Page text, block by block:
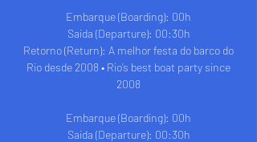
Embarque (Boarding): 00h
Saida (Departure): 00:30h
Retorno (Return): A melhor festa do barco do
Rio desde 2008 • Rio’s best boat party since
2008
Embarque (Boarding): 00h
Saida (Departure): 00:30h